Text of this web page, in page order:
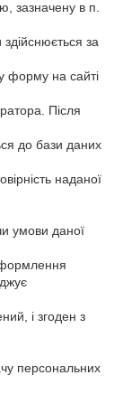
зазначену в п.
за
форму на сайті
Після
до бази даних
наданої
умови даної
і згоден з
персональних